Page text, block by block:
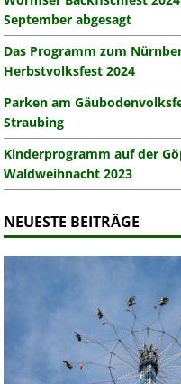
September abgesagt
Das Programm zum
Herbstvolksfest 2024
Parken am
Straubing
Kinderprogramm auf der
Waldweihnacht 2023
NEUESTE BEITRÄGE